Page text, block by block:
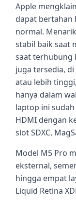
Apple
dapat bertahan
normal.
stabil baik saat
saat terhubung
juga tersedia,
atau lebih
hanya dalam
laptop ini
HDMI dengan
slot SDXC,
Model M5 Pro
eksternal,
hingga empat
Liquid Retina